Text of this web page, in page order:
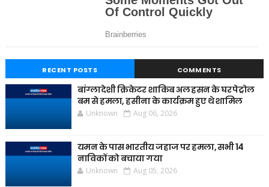
RECENT POSTS COMMENTS
बांग्लादेशी क्रिकेटर शाकिब अल हसन के घर पेट्रोल
बम से हमला, हसीना के कार्यक्रम हुए थे शामिल
Unknown Aug 06, 2026
यमन के पास भारतीय जहाज पर हमला, सभी 14
नाविकों को बचाया गया
Unknown Aug 05, 2026